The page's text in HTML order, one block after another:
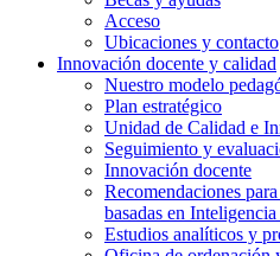
Acceso
Ubicaciones y contacto
Innovación docente y calidad
Nuestro modelo
Plan estratégico
Unidad de Calidad e
Seguimiento y
Innovación docente
Recomendaciones
basadas en
Estudios analíticos y